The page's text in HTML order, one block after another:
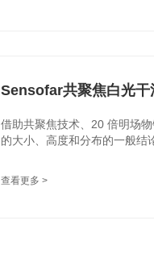
Sensofar共聚焦白光干
借助共聚焦技术、20 倍明场
的大小、高度和分布的一般结
查看更多 >